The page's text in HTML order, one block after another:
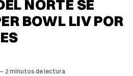
NORTE SE
BOWL LIV POR
2 minutos de lectura